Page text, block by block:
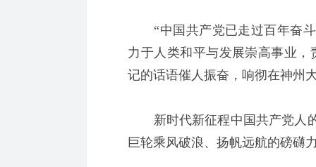
“中国共产党已走过百年奋斗
力于人类和平与发展崇高事业
记的话语催人振奋，响彻在神州
新时代新征程中国共产党人的
巨轮乘风破浪、扬帆远航的磅